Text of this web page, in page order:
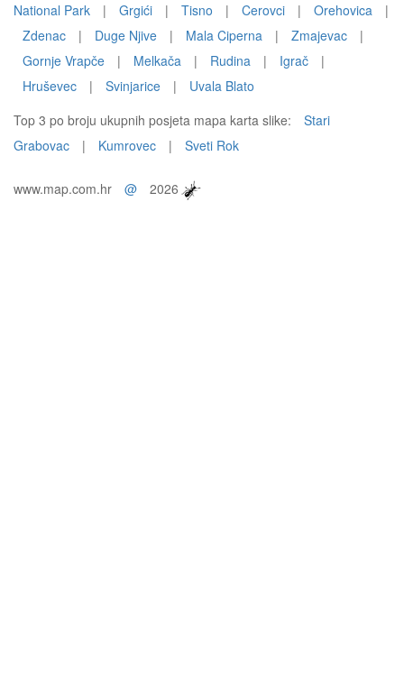
National Park
| Grgići | Tisno | Cerovci | Orehovica
|
Zdenac
| Duge Njive | Mala Ciperna | Zmajevac
|
Gornje Vrapče
| Melkača | Rudina | Igrač
|
Hruševec
| Svinjarice |
Uvala Blato
Top 3 po broju ukupnih posjeta mapa karta slike:
Stari
Grabovac
| Kumrovec | Sveti Rok
www.map.com.hr @ 2026